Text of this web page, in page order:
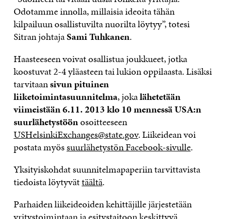
Odotamme innolla, millaisia ideoita tähän
kilpailuun osallistuvilta nuorilta löytyy”, totesi
Sitran johtajaSami Tuhkanen.
Haasteeseen voivat osallistua joukkueet, jotka
koostuvat 2-4 yläasteen tai lukion oppilaasta. Lisäksi
tarvitaansivun pituinen
liiketoimintasuunnitelma, jokalähetetään
viimeistään 6.11. 2013 klo 10 mennessä USA:n
suurlähetystöönosoitteeseen
USHelsinkiExchanges@state.gov. Liikeidean voi
postata myössuurlähetystön Facebook-sivulle.
Yksityiskohdat suunnitelmapaperiin tarvittavista
tiedoista löytyvättäältä.
Parhaiden liikeideoiden kehittäjille järjestetään